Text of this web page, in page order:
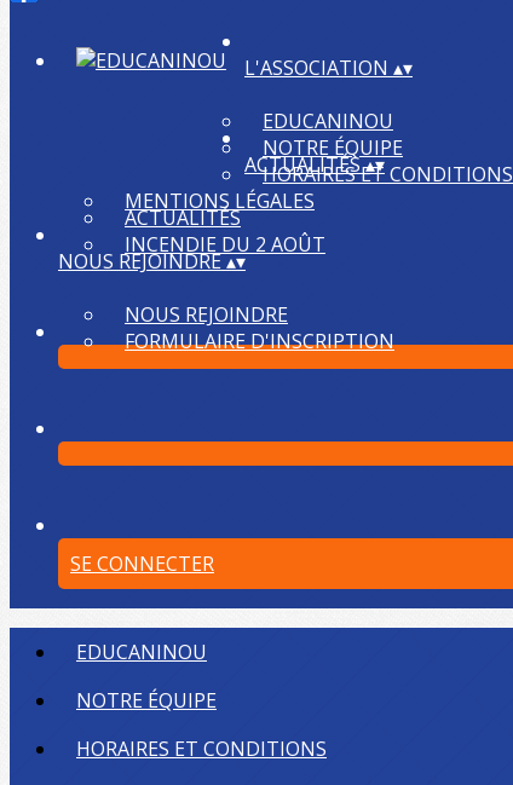
L'ASSOCIATION ▴▾
EDUCANINOU
NOTRE ÉQUIPE
HORAIRES ET CONDITIONS
MENTIONS LÉGALES
ACTUALITÉS▴▾
ACTUALITÉS
INCENDIE DU 2 AOÛT
NOUS REJOINDRE▴▾
NOUS REJOINDRE
FORMULAIRE D'INSCRIPTION
SE CONNECTER
EDUCANINOU
NOTRE ÉQUIPE
HORAIRES ET CONDITIONS